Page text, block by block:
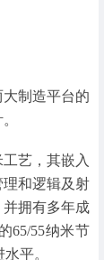
制造平台的
艺，其嵌入
和逻辑及射
拥有多年成
65/55纳米节
平。